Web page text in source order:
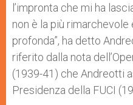
l’impronta che mi ha
non è la più
profonda”, ha detto
riferito dalla nota
(1939-41) che Andreotti
Presidenza della FUCI